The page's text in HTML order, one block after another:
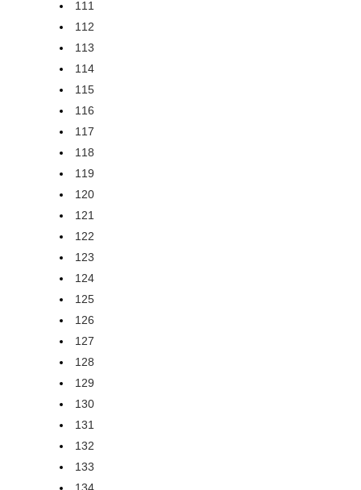
111
112
113
114
115
116
117
118
119
120
121
122
123
124
125
126
127
128
129
130
131
132
133